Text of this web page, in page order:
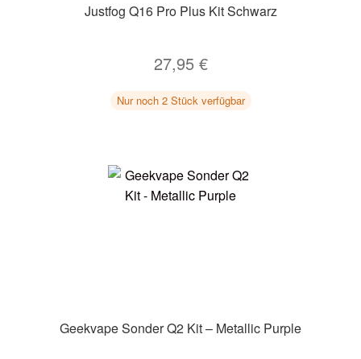
Justfog Q16 Pro Plus Kit Schwarz
27,95 €
Nur noch 2 Stück verfügbar
Geekvape Sonder Q2 Kit – Metallic Purple